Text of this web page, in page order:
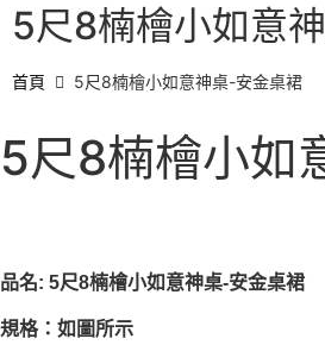
5尺8楠檜小如意
首頁 5尺8楠檜小如意神桌-安金桌裙
5尺8楠檜小如
品名: 5尺8楠檜小如意神桌-安金桌裙
規格：如圖所示